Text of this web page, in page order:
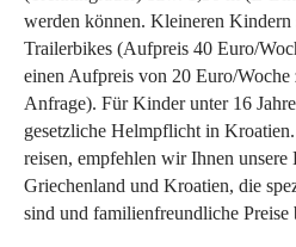
werden können. Kleineren Kindern
Trailerbikes (Aufpreis 40 Euro/
einen Aufpreis von 20 Euro/
Anfrage). Für Kinder unter 16
gesetzliche Helmpflicht in
reisen, empfehlen wir Ihnen unsere
Griechenland und Kroatien, die
sind und familienfreundliche Preise